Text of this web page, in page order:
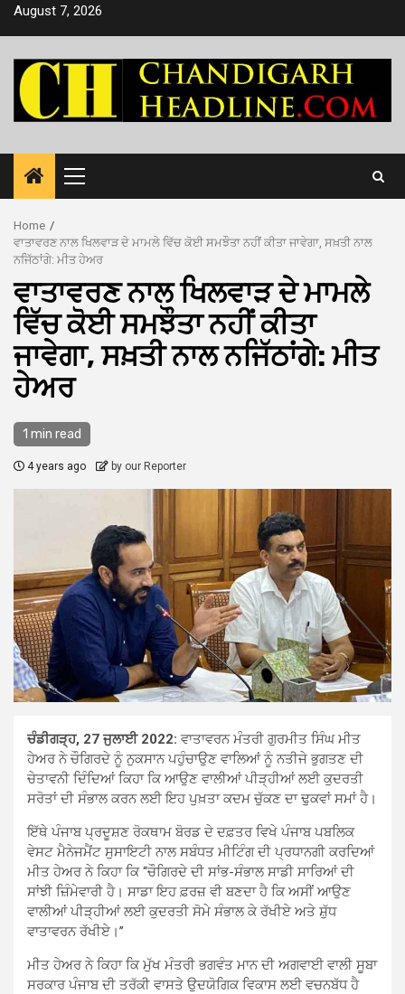
SkipAugust 7, 2026
Primary
Menu
Home
ਵਾਤਾਵਰਣ ਨਾਲ ਖਿਲਵਾੜ ਦੇ ਮਾਮਲੇ ਵਿੱਚ ਕੋਈ ਸਮਝੌਤਾ ਨਹੀਂ ਕੀਤਾ ਜਾਵੇਗਾ, ਸਖ਼ਤੀ ਨਾਲ
ਨਜਿੱਠਾਂਗੇ: ਮੀਤ ਹੇਅਰ
ਵਾਤਾਵਰਣ ਨਾਲ ਖਿਲਵਾੜ ਦੇ ਮਾਮਲੇ
ਵਿੱਚ ਕੋਈ ਸਮਝੌਤਾ ਨਹੀਂ ਕੀਤਾ
ਜਾਵੇਗਾ, ਸਖ਼ਤੀ ਨਾਲ ਨਜਿੱਠਾਂਗੇ: ਮੀਤ
ਹੇਅਰ
1 min read
4 years ago by our Reporter
ਚੰਡੀਗੜ੍ਹ, 27 ਜੁਲਾਈ 2022: ਵਾਤਾਵਰਨ ਮੰਤਰੀ ਗੁਰਮੀਤ ਸਿੰਘ ਮੀਤ
ਹੇਅਰ ਨੇ ਚੌਗਿਰਦੇ ਨੂੰ ਨੁਕਸਾਨ ਪਹੁੰਚਾਉਣ ਵਾਲਿਆਂ ਨੂੰ ਨਤੀਜੇ ਭੁਗਤਣ ਦੀ
ਚੇਤਾਵਨੀ ਦਿੰਦਿਆਂ ਕਿਹਾ ਕਿ ਆਉਣ ਵਾਲੀਆਂ ਪੀੜ੍ਹੀਆਂ ਲਈ ਕੁਦਰਤੀ
ਸਰੋਤਾਂ ਦੀ ਸੰਭਾਲ ਕਰਨ ਲਈ ਇਹ ਪੁਖ਼ਤਾ ਕਦਮ ਚੁੱਕਣ ਦਾ ਢੁਕਵਾਂ ਸਮਾਂ ਹੈ।
ਇੱਥੇ ਪੰਜਾਬ ਪ੍ਰਦੂਸ਼ਣ ਰੋਕਥਾਮ ਬੋਰਡ ਦੇ ਦਫ਼ਤਰ ਵਿਖੇ ਪੰਜਾਬ ਪਬਲਿਕ
ਵੇਸਟ ਮੈਨੇਜਮੈਂਟ ਸੁਸਾਇਟੀ ਨਾਲ ਸਬੰਧਤ ਮੀਟਿੰਗ ਦੀ ਪ੍ਰਧਾਨਗੀ ਕਰਦਿਆਂ
ਮੀਤ ਹੇਅਰ ਨੇ ਕਿਹਾ ਕਿ ‘‘ਚੌਗਿਰਦੇ ਦੀ ਸਾਂਭ-ਸੰਭਾਲ ਸਾਡੀ ਸਾਰਿਆਂ ਦੀ
ਸਾਂਝੀ ਜ਼ਿੰਮੇਵਾਰੀ ਹੈ। ਸਾਡਾ ਇਹ ਫ਼ਰਜ਼ ਵੀ ਬਣਦਾ ਹੈ ਕਿ ਅਸੀਂ ਆਉਣ
ਵਾਲੀਆਂ ਪੀੜ੍ਹੀਆਂ ਲਈ ਕੁਦਰਤੀ ਸੋਮੇ ਸੰਭਾਲ ਕੇ ਰੱਖੀਏ ਅਤੇ ਸ਼ੁੱਧ
ਵਾਤਾਵਰਨ ਰੱਖੀਏ।’’
ਮੀਤ ਹੇਅਰ ਨੇ ਕਿਹਾ ਕਿ ਮੁੱਖ ਮੰਤਰੀ ਭਗਵੰਤ ਮਾਨ ਦੀ ਅਗਵਾਈ ਵਾਲੀ ਸੂਬਾ
ਸਰਕਾਰ ਪੰਜਾਬ ਦੀ ਤਰੱਕੀ ਵਾਸਤੇ ਉਦਯੋਗਿਕ ਵਿਕਾਸ ਲਈ ਵਚਨਬੱਧ ਹੈ